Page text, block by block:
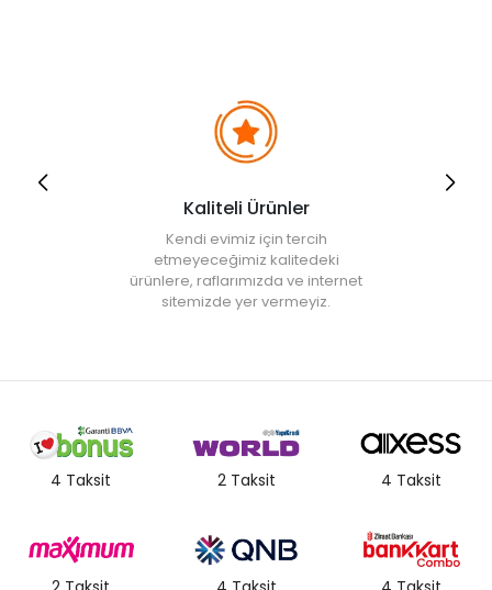
Kaliteli Ürünler
Kendi evimiz için tercih
etmeyeceğimiz kalitedeki
ürünlere, raflarımızda ve internet
sitemizde yer vermeyiz.
4 Taksit 2 Taksit 4 Taksit